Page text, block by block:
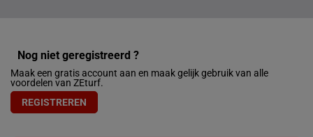
Nog niet geregistreerd ?
Maak een gratis account aan en maak gelijk gebruik van alle
voordelen van ZEturf.
REGISTREREN